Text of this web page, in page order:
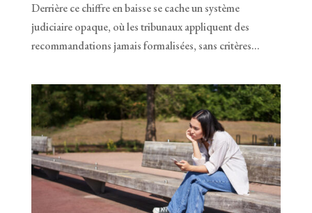
Derrière ce chiffre en baisse se cache un système
judiciaire opaque, où les tribunaux appliquent des
recommandations jamais formalisées, sans critères...